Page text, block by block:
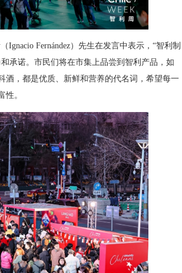
Fernández）先生在发言中表示，“智利制
承诺。市民们将在市集上品尝到智利产品，如
酒，都是优质、新鲜和营养的代名词，希望每一
性。